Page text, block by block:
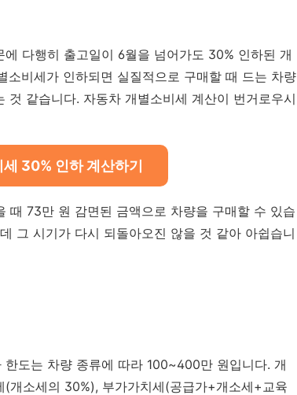
다행히 출고일이 6월을 넘어가도 30% 인하된 개
소비세가 인하되면 실질적으로 구매할 때 드는 차량
같습니다. 자동차 개별소비세 계산이 번거로우시
30% 인하 계산하기
때 73만 원 감면된 금액으로 차량을 구매할 수 있습
그 시기가 다시 되돌아오진 않을 것 같아 아쉽습니
도는 차량 종류에 따라 100~400만 원입니다. 개
개소세의 30%), 부가가치세(공급가+개소세+교육